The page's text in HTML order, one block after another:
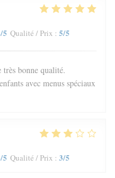
/5 Qualité / Prix : 5/5
très bonne qualité.
avec menus spéciaux
/5 Qualité / Prix : 3/5